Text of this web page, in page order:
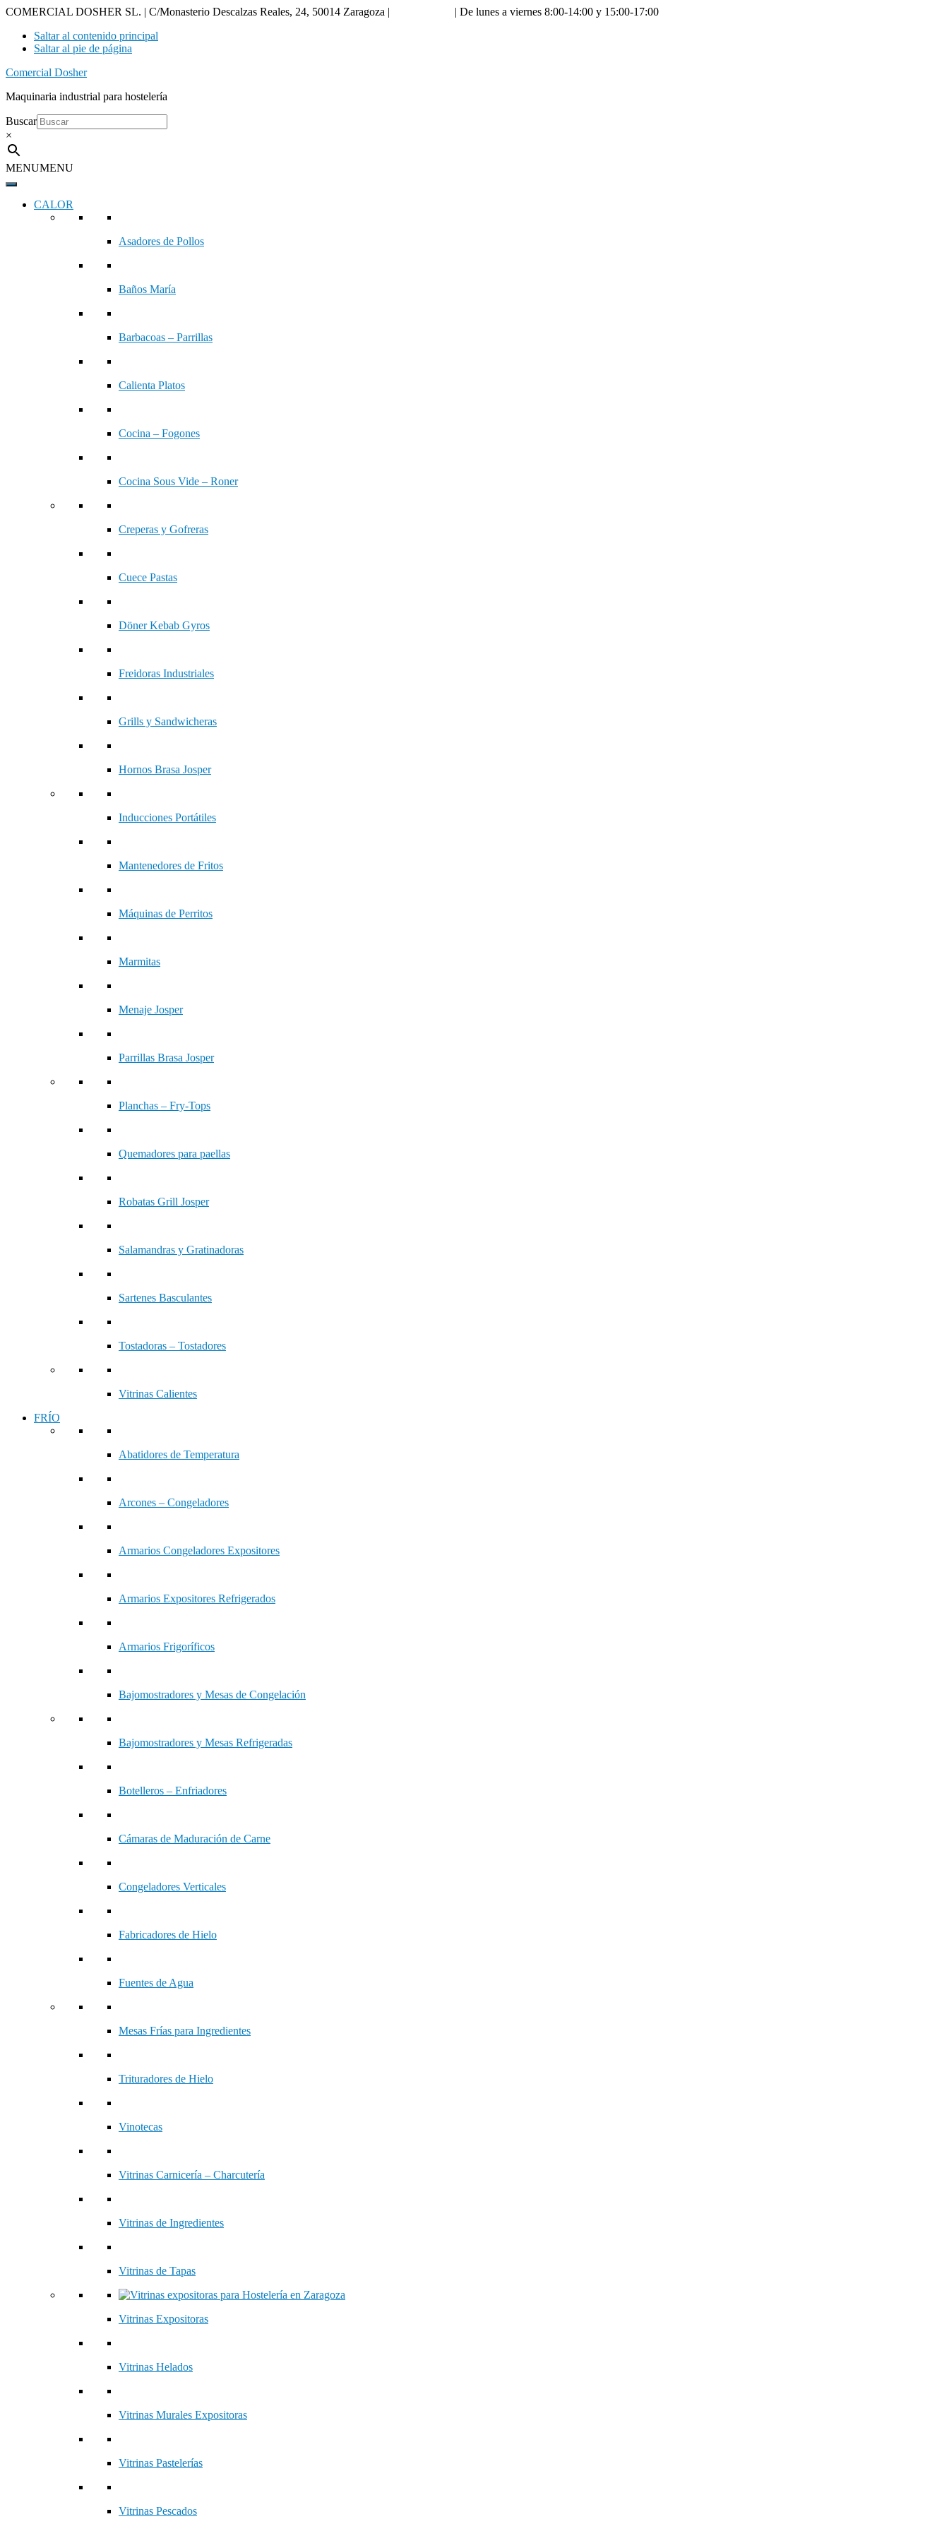
COMERCIAL DOSHER SL. | C/Monasterio Descalzas Reales, 24, 50014 Zaragoza |
| De lunes a viernes 8:00-14:00 y 15:00-17:00
Saltar al contenido principal
Saltar al pie de página
Comercial Dosher
Maquinaria industrial para hostelería
Buscar
×
MENUMENU
CALOR
Asadores de Pollos
Baños María
Barbacoas – Parrillas
Calienta Platos
Cocina – Fogones
Cocina Sous Vide – Roner
Creperas y Gofreras
Cuece Pastas
Döner Kebab Gyros
Freidoras Industriales
Grills y Sandwicheras
Hornos Brasa Josper
Inducciones Portátiles
Mantenedores de Fritos
Máquinas de Perritos
Marmitas
Menaje Josper
Parrillas Brasa Josper
Planchas – Fry-Tops
Quemadores para paellas
Robatas Grill Josper
Salamandras y Gratinadoras
Sartenes Basculantes
Tostadoras – Tostadores
Vitrinas Calientes
FRÍO
Abatidores de Temperatura
Arcones – Congeladores
Armarios Congeladores Expositores
Armarios Expositores Refrigerados
Armarios Frigoríficos
Bajomostradores y Mesas de Congelación
Bajomostradores y Mesas Refrigeradas
Botelleros – Enfriadores
Cámaras de Maduración de Carne
Congeladores Verticales
Fabricadores de Hielo
Fuentes de Agua
Mesas Frías para Ingredientes
Trituradores de Hielo
Vinotecas
Vitrinas Carnicería – Charcutería
Vitrinas de Ingredientes
Vitrinas de Tapas
Vitrinas Expositoras
Vitrinas Helados
Vitrinas Murales Expositoras
Vitrinas Pastelerías
Vitrinas Pescados